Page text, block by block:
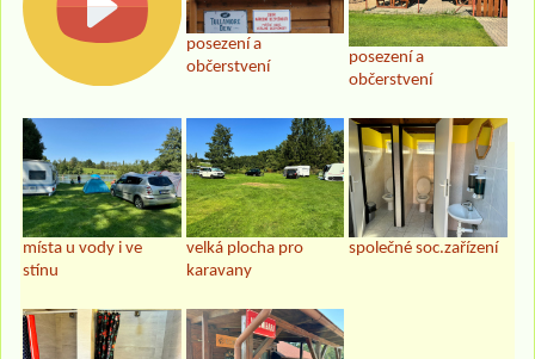
posezení a
občerstvení
posezení a
občerstvení
místa u vody i ve
stínu
velká plocha pro
karavany
společné soc.zařízení